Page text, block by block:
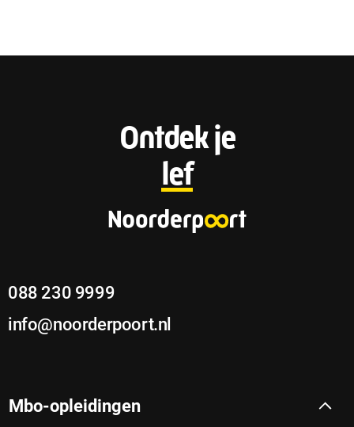
F
o
o
Ontdek je
lef
088 230 9999
info@noorderpoort.nl
Mbo-opleidingen